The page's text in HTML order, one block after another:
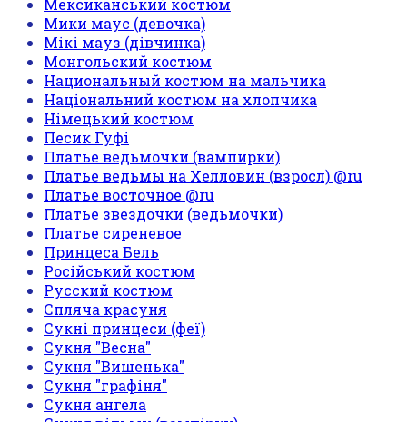
Мексиканський костюм
Мики маус (девочка)
Мікі мауз (дівчинка)
Монгольский костюм
Национальный костюм на мальчика
Національний костюм на хлопчика
Німецький костюм
Песик Гуфі
Платье ведьмочки (вампирки)
Платье ведьмы на Хелловин (взросл) @ru
Платье восточное @ru
Платье звездочки (ведьмочки)
Платье сиреневое
Принцеса Бель
Російський костюм
Русский костюм
Спляча красуня
Сукні принцеси (феї)
Сукня "Весна"
Сукня "Вишенька"
Сукня "графіня"
Сукня ангела